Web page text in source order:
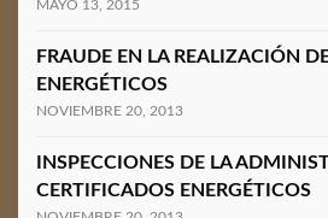
MAYO 13, 2015
FRAUDE EN LA REALIZACIÓN
ENERGÉTICOS
NOVIEMBRE 20, 2013
INSPECCIONES DE LA
CERTIFICADOS ENERGÉTICOS